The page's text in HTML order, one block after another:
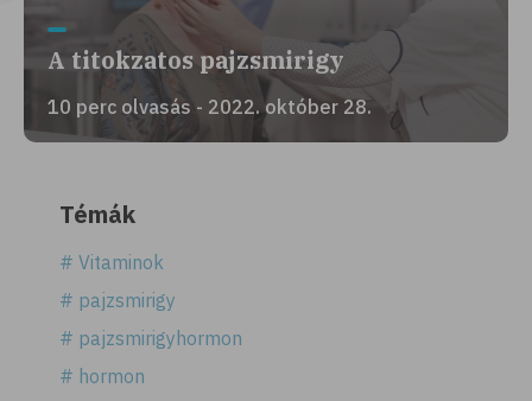
A titokzatos pajzsmirigy
10 perc olvasás - 2022. október 28.
Témák
# Vitaminok
# pajzsmirigy
# pajzsmirigyhormon
# hormon